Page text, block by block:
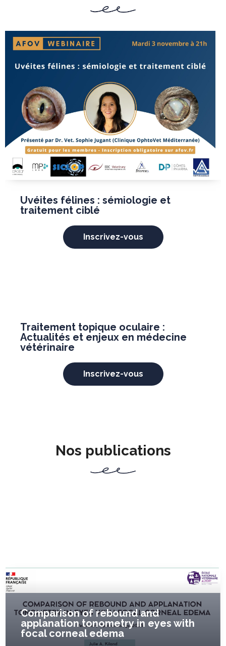
Uvéites félines : sémiologie et
traitement ciblé
Inscrivez-vous
Traitement topique oculaire :
Actualités et enjeux en médecine
vétérinaire
Inscrivez-vous
Nos publications
Comparison of rebound and
applanation tonometry in eyes with
focal corneal edema